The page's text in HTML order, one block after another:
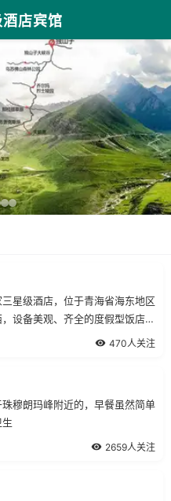
店宾馆
星级酒店，位于青海省海东地区
设备美观、齐全的度假型饭店。
设施一应俱全，让您在享受一切现
470人关注
穆朗玛峰附近的，早餐虽然简单
2659人关注